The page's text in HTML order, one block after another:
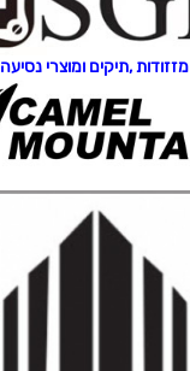
מזזודות ,תיקים ומוצרי נסיעה